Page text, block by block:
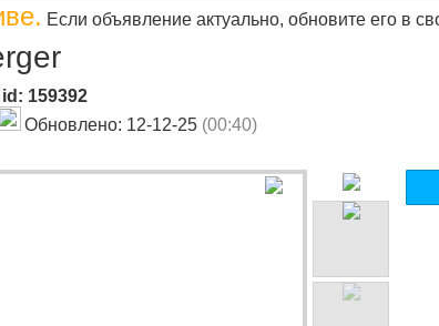
Если объявление актуально, обновите его в
id: 159392
Обновлено: 12-12-25 (00:40)